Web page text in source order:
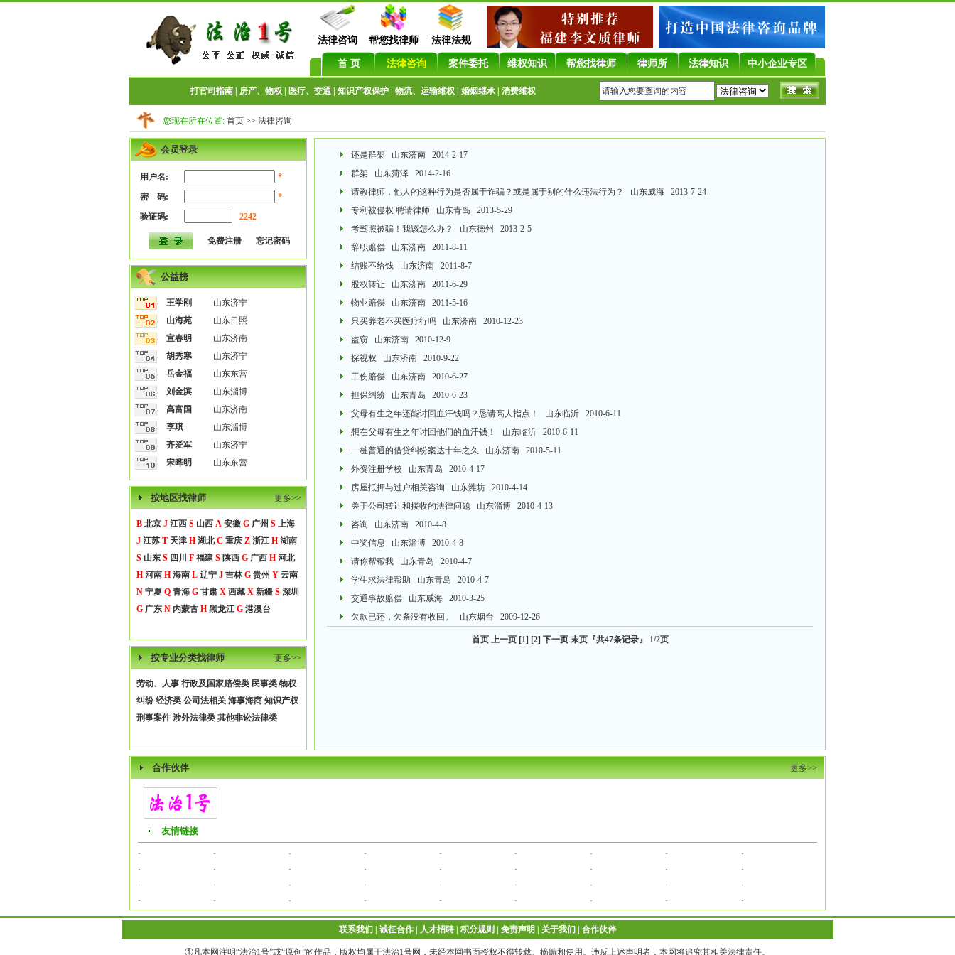
法律咨询 帮您找律师 法律法规
首 页 法律咨询 案件委托 维权知识 帮您找律师 律师所 法律知识 中小企业专区
打官司指南 房产、物权 医疗、交通 知识产权保护 物流、运输维权 婚姻继承 消费维权
您现在所在位置: 首页 >> 法律咨询
会员登录
用户名:
*
密 码:
*
验证码:
2242
免费注册 忘记密码
公益榜
王学刚
山东济宁
山海苑
山东日照
宣春明
山东济南
胡秀寒
山东济宁
岳金福
山东东营
刘金滨
山东淄博
高富国
山东济南
李琪
山东淄博
齐爱军
山东济宁
宋晔明
山东东营
按地区找律师 更多>>
B 北京 J 江西 S 山西 A 安徽 G 广州 S 上海
J 江苏 T 天津 H 湖北 C 重庆 Z 浙江 H 湖南
S 山东 S 四川 F 福建 S 陕西 G 广西 H 河北
H 河南 H 海南 L 辽宁 J 吉林 G 贵州 Y 云南
N 宁夏 Q 青海 G 甘肃 X 西藏 X 新疆 S 深圳
G 广东 N 内蒙古 H 黑龙江 G 港澳台
按专业分类找律师 更多>>
劳动、人事 行政及国家赔偿类 民事类 物权
纠纷 经济类 公司法相关 海事海商 知识产权
刑事案件 涉外法律类 其他非讼法律类
还是群架 山东济南 2014-2-17
群架 山东菏泽 2014-2-16
请教律师，他人的这种行为是否属于诈骗？或是属于别的什么违法行为？
山东威海 2013-7-24
专利被侵权 聘请律师 山东青岛 2013-5-29
考驾照被骗！我该怎么办？
山东德州 2013-2-5
辞职赔偿 山东济南 2011-8-11
结账不给钱 山东济南 2011-8-7
股权转让 山东济南 2011-6-29
物业赔偿 山东济南 2011-5-16
只买养老不买医疗行吗 山东济南 2010-12-23
盗窃 山东济南 2010-12-9
探视权 山东济南 2010-9-22
工伤赔偿 山东济南 2010-6-27
担保纠纷 山东青岛 2010-6-23
父母有生之年还能讨回血汗钱吗？恳请高人指点！
山东临沂 2010-6-11
想在父母有生之年讨回他们的血汗钱！
山东临沂 2010-6-11
一桩普通的借贷纠纷案达十年之久
山东济南 2010-5-11
外资注册学校 山东青岛 2010-4-17
房屋抵押与过户相关咨询 山东潍坊 2010-4-14
关于公司转让和接收的法律问题 山东淄博 2010-4-13
咨询 山东济南 2010-4-8
中奖信息 山东淄博 2010-4-8
请你帮帮我 山东青岛 2010-4-7
学生求法律帮助 山东青岛 2010-4-7
交通事故赔偿 山东威海 2010-3-25
欠款已还，欠条没有收回。
山东烟台 2009-12-26
首页 上一页 [1] [2] 下一页 末页『共47条记录』 1/2页
合作伙伴 更多>>
友情链接
· · · · · · · ·
·
·
· · · · · · ·
·
·
· · · · · · ·
·
·
· · · · · · · ·
联系我们 诚征合作 人才招聘| 积分规则 免责声明 关于我们 合作伙伴
①凡本网注明“法治1号”或“原创”的作品，版权均属于法治1号网，未经本网书面授权不得转载、摘编和使用。违反上述声明者，本网将追究其相关法律责任。